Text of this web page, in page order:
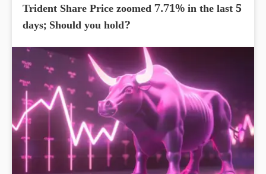
Trident Share Price zoomed 7.71% in the last 5
days; Should you hold?